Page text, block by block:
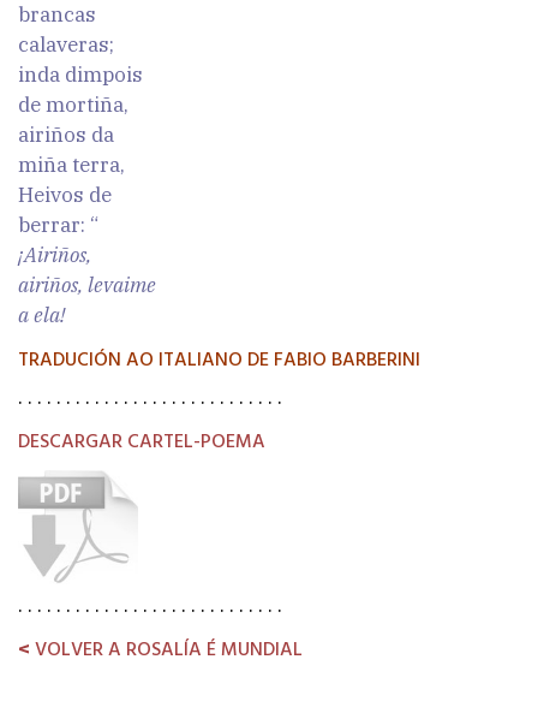
brancas
calaveras;
inda dimpois
de mortiña,
airiños da
miña terra,
Heivos de
berrar: “
¡Airiños,
airiños, levaime
a ela!
TRADUCIÓN AO ITALIANO DE FABIO BARBERINI
. . . . . . . . . . . . . . . . . . . . . . . . . . . .
DESCARGAR CARTEL-POEMA
. . . . . . . . . . . . . . . . . . . . . . . . . . . .
<VOLVER A ROSALÍA É MUNDIAL